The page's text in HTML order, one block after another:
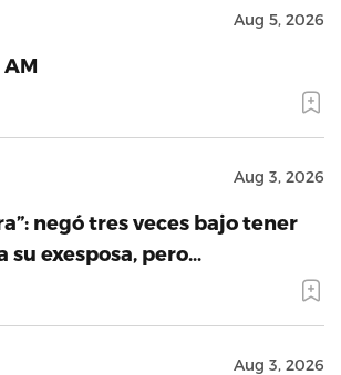
Aug 5, 2026
AM
Aug 3, 2026
negó tres veces bajo tener
su exesposa, pero…
Aug 3, 2026